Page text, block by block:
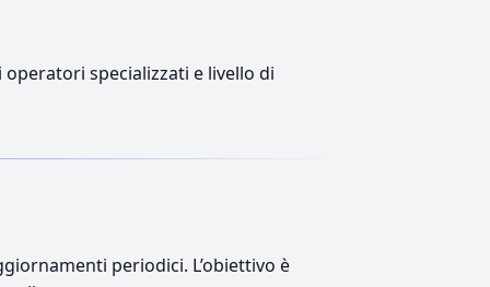
operatori specializzati e livello di
periodici. L’obiettivo è